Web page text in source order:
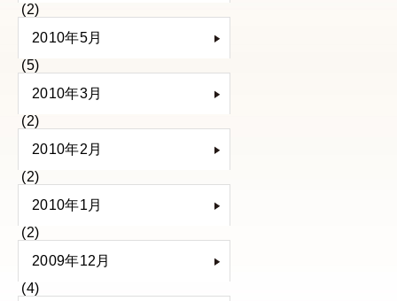
(2)
2010年5月
(5)
2010年3月
(2)
2010年2月
(2)
2010年1月
(2)
2009年12月
(4)